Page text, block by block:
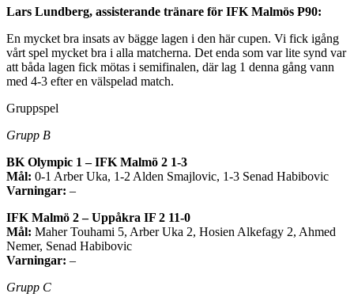
Lars Lundberg, assisterande tränare för IFK Malmös P90:
En mycket bra insats av bägge lagen i den här cupen. Vi fick igång
vårt spel mycket bra i alla matcherna. Det enda som var lite synd var
att båda lagen fick mötas i semifinalen, där lag 1 denna gång vann
med 4-3 efter en välspelad match.
Gruppspel
Grupp B
BK Olympic 1 – IFK Malmö 2 1-3
Mål: 0-1 Arber Uka, 1-2 Alden Smajlovic, 1-3 Senad Habibovic
Varningar: –
IFK Malmö 2 – Uppåkra IF 2 11-0
Mål: Maher Touhami 5, Arber Uka 2, Hosien Alkefagy 2, Ahmed
Nemer, Senad Habibovic
Varningar: –
Grupp C